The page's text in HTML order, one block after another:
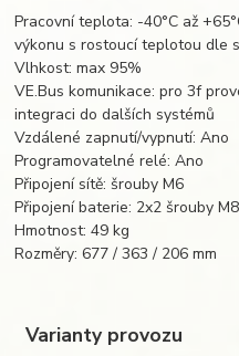
Pracovní teplota: -40°C až
výkonu s rostoucí teplotou dle
Vlhkost: max 95%
VE.Bus komunikace: pro 3f
integraci do dalších systémů
Vzdálené zapnutí/vypnutí: Ano
Programovatelné relé: Ano
Připojení sítě: šrouby M6
Připojení baterie: 2x2 šrouby M8
Hmotnost: 49 kg
Rozměry: 677 / 363 / 206 mm
Varianty provozu